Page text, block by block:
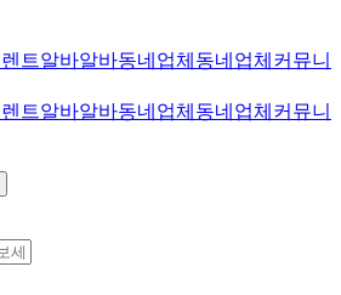
렌트알바알바동네업체 동네업체 커뮤니
렌트알바알바동네업체 동네업체 커뮤니